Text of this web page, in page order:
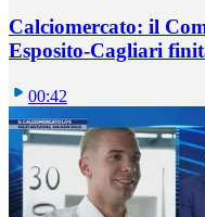
Calciomercato: il
Esposito-Cagliari
00:42